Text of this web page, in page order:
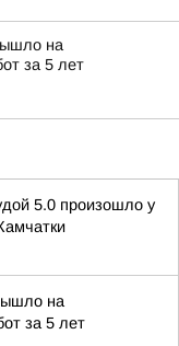
на
за 5 лет
5.0 произошло у
на
за 5 лет